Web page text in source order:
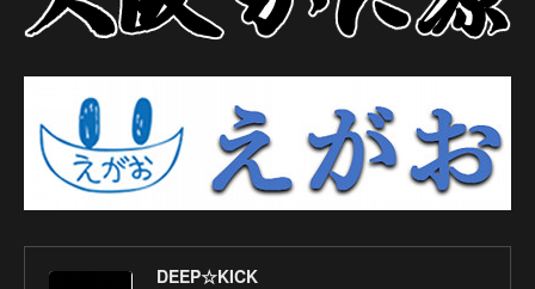
DEEP☆KICK